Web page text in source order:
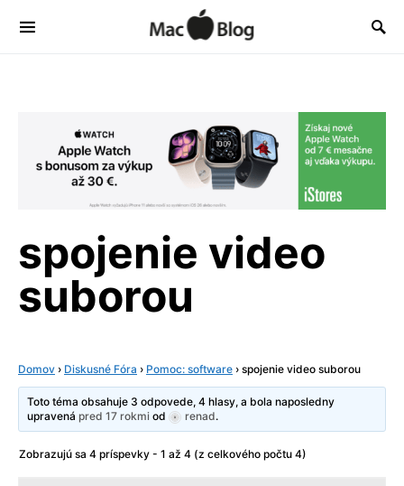
spojenie video
suborou
Domov › Diskusné Fóra › Pomoc: software › spojenie video suborou
Toto téma obsahuje 3 odpovede, 4 hlasy, a bola naposledny
upravenápred 17 rokmi od renad.
Zobrazujú sa 4 príspevky - 1 až 4 (z celkového počtu 4)